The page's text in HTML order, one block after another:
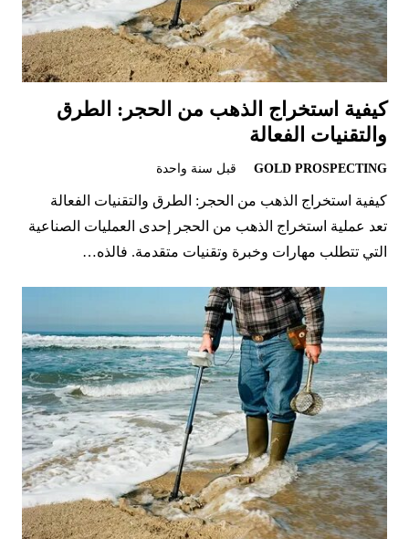
كيفية استخراج الذهب من الحجر: الطرق
والتقنيات الفعالة
GOLD PROSPECTING قبل سنة واحدة
كيفية استخراج الذهب من الحجر: الطرق والتقنيات الفعالة
تعد عملية استخراج الذهب من الحجر إحدى العمليات الصناعية
التي تتطلب مهارات وخبرة وتقنيات متقدمة. فالذه…